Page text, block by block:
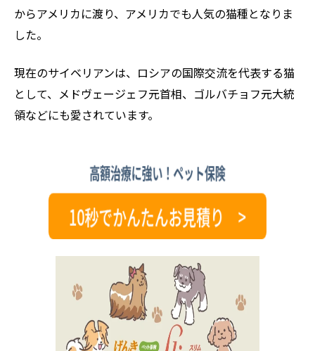
からアメリカに渡り、アメリカでも人気の猫種となりま
した。
現在のサイベリアンは、ロシアの国際交流を代表する猫
として、メドヴェージェフ元首相、ゴルバチョフ元大統
領などにも愛されています。